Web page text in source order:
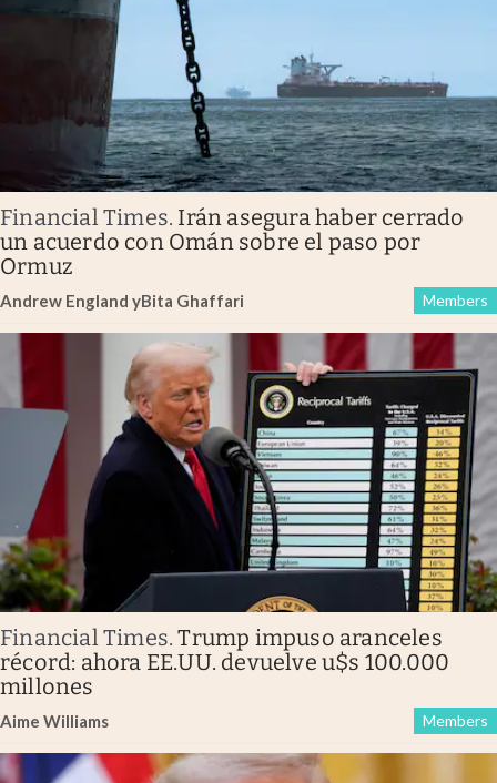
Financial Times. Irán asegura haber cerrado
un acuerdo con Omán sobre el paso por
Ormuz
Andrew England yBita Ghaffari Members
Financial Times.Trump impuso aranceles
récord: ahora EE.UU. devuelve u$s 100.000
millones
Aime Williams Members